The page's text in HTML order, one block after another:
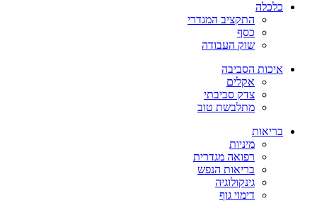
כלכלה
התקציב המגדרי
כסף
שוק העבודה
איכות הסביבה
אקלים
צדק סביבתי
מתלבשת טוב
בריאות
מיניות
רפואה מגדרית
בריאות הנפש
גינקולוגיה
דימוי גוף